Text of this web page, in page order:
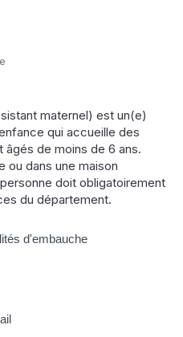
maternel) est un(e)
qui accueille des
âgés de moins de 6 ans.
ou dans une maison
doit obligatoirement
du département.
d'embauche